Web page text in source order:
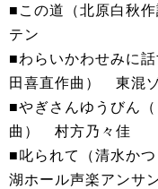
■この道（北原白秋
テン
■わらいかわせみに
田喜直作曲） 東混
■やぎさんゆうびん
曲） 村方乃々佳
■叱られて（清水か
湖ホール声楽アンサ